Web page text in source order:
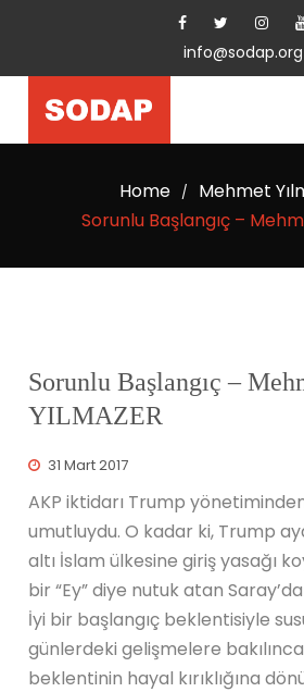
info@sodap.org
Home / Mehmet
Sorunlu Başlangıç –
Sorunlu Başlangıç –
YILMAZER
31 Mart 2017
AKP iktidarı Trump
umutluydu. O kadar ki, Trump
altı İslam ülkesine giriş yasağı
bir “Ey” diye nutuk atan
İyi bir başlangıç beklentisiyle
günlerdeki gelişmelere
beklentinin hayal kırıklığına